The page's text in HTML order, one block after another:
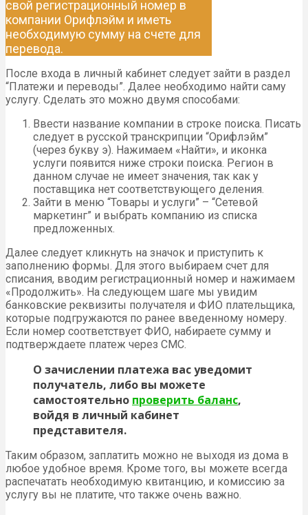
свой регистрационный номер в
компании Орифлэйм и иметь
необходимую сумму на счете для
перевода.
После входа в личный кабинет следует зайти в раздел
“Платежи и переводы”. Далее необходимо найти саму
услугу. Сделать это можно двумя способами:
Ввести название компании в строке поиска. Писать
следует в русской транскрипции “Орифлэйм”
(через букву э). Нажимаем «Найти», и иконка
услуги появится ниже строки поиска. Регион в
данном случае не имеет значения, так как у
поставщика нет соответствующего деления.
Зайти в меню “Товары и услуги” – “Сетевой
маркетинг” и выбрать компанию из списка
предложенных.
Далее следует кликнуть на значок и приступить к
заполнению формы. Для этого выбираем счет для
списания, вводим регистрационный номер и нажимаем
«Продолжить». На следующем шаге мы увидим
банковские реквизиты получателя и ФИО плательщика,
которые подгружаются по ранее введенному номеру.
Если номер соответствует ФИО, набираете сумму и
подтверждаете платеж через СМС.
О зачислении платежа вас уведомит
получатель, либо вы можете
самостоятельно проверить баланс,
войдя в личный кабинет
представителя.
Таким образом, заплатить можно не выходя из дома в
любое удобное время. Кроме того, вы можете всегда
распечатать необходимую квитанцию, и комиссию за
услугу вы не платите, что также очень важно.